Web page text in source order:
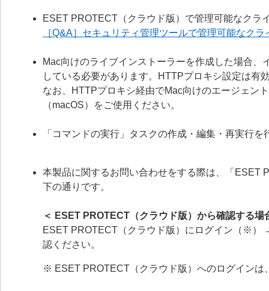
ESET PROTECT（クラウド版）で管理可能なクラ
［Q&A］セキュリティ管理ツールで管理可能なク
Mac向けのライブインストーラーを作成した場合
している必要があります。HTTPプロキシ設定は有
なお、HTTPプロキシ経由でMac向けのエージェン
（macOS）をご使用ください。
「コマンドの実行」タスクの作成・編集・再実行
本製品に関するお問い合わせをする際は、「ESET
下の通りです。
＜ ESET PROTECT（クラウド版）から確認する場
ESET PROTECT（クラウド版）にログイン（※
認ください。
※ ESET PROTECT（クラウド版）へのログインは